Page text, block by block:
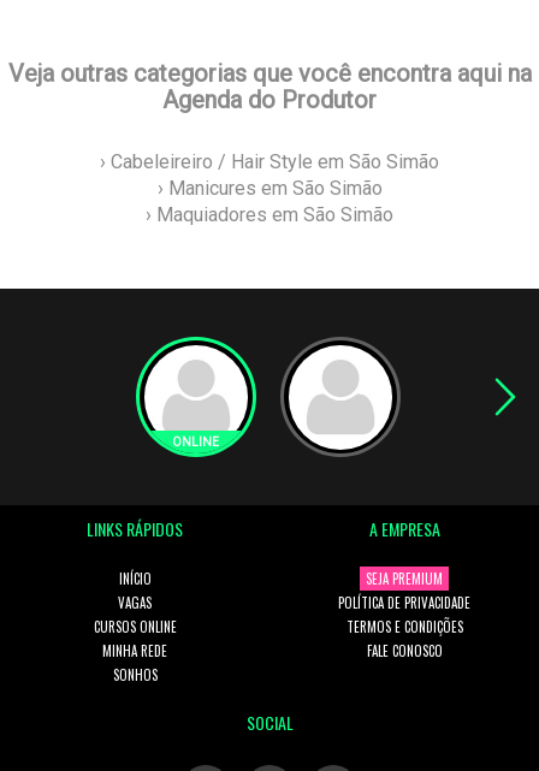
Veja outras categorias que você encontra aqui na
Agenda do Produtor
› Cabeleireiro / Hair Style em São Simão
› Manicures em São Simão
› Maquiadores em São Simão
LINKS RÁPIDOS
INÍCIO
VAGAS
CURSOS ONLINE
MINHA REDE
SONHOS
A EMPRESA
SEJA PREMIUM
POLÍTICA DE PRIVACIDADE
TERMOS E CONDIÇÕES
FALE CONOSCO
SOCIAL